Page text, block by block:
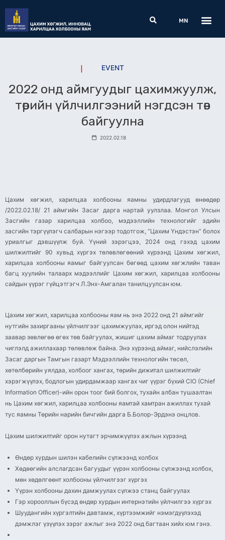
content
Search
MN
EVENT
2022 онд аймгуудыг цахимжуулж,
төрийн үйлчилгээний нэгдсэн төв
байгуулна
2022.02.18
Цахим хөгжил, харилцаа холбооны яамны удирдлагууд өнөөдөр
/2022.02.18/ 21 аймгийн Засаг дарга нартай уулзлаа. Монгол Улсын
Засгийн газар харилцаа холбоо, мэдээллийн технологийг эдийн
засгийн тэргүүлэгч салбарын нэгээр тодотгож, “Цахим Үндэстэн” болох
уриалгыг дэвшүүлж буй. Үүний зэрэгцээ, 2024 онд гэхэд цахим
шилжилтийг 90 хувьд хүргэх төлөвлөгөөний хүрээнд Цахим хөгжил,
харилцаа холбооны яамыг байгуулсан бөгөөд цахим хөгжлийн таван
багц хуулийн талаарх мэдээллийг Цахим хөгжил, харилцаа холбооны
сайдын үүрэг гүйцэтгэгч Л.Энх-Амгалан танилцуулсан юм.
Цахим хөгжил, харилцаа холбооны яам нь энэ 2022 онд 21 аймгийг
нутгийн захиргааны үйлчилгээг цахимжуулах, иргэд олон нийтэд
заавар зөвлөгөө өгөх төв байгуулах, жишиг цахим аймаг тодруулах
чиглэлд ажиллахаар төлөвлөж байна. Энэ хүрээнд аймаг, нийслэлийн
Засаг даргын Тамгын газарт Мэдээллийн технологийн төсөл,
хөтөлбөрийн уялдаа, холбоог хангах, төрийн дижитал шилжилтийг
хэрэгжүүлэх, бодлогын удирдамжаар хангах чиг үүрэг бүхий CIO (Chief
Information Officer)-ийн орон тоог бий болгох, тухайн албан тушаалтан
нь Цахим хөгжил, харилцаа холбооны яамтай хамтран ажиллах тухай
тус яамны Төрийн нарийн бичгийн дарга Б.Болор-Эрдэнэ онцлов.
Цахим шилжилтийг орон нутагт эрчимжүүлэх ажлын хүрээнд
Өндөр хурдын шилэн кабелийн сүлжээнд холбох
Хөдөөгийн алслагдсан багуудыг үүрэн холбооны сүлжээнд холбох,
мөн хөдөлгөөнт холбооны үйлчилгээг хүргэх
Үүрэн холбооны дахин дамжуулах сүлжээ станц байгуулах
Гэр хорооллын бүсэд өндөр хурдын интернэтийн үйлчилгээ хүргэх
Шуудангийн хүргэлтийн давтамж, хүртээмжийг нэмэгдүүлэхэд
дэмжлэг үзүүлэх зэрэг ажлыг энэ 2022 онд багтаан хийх юм гэнэ.